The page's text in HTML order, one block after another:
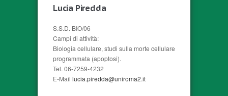
Lucia Piredda
S.S.D. BIO/06
Campi di attività:
Biologia cellulare, studi sulla morte cellulare
programmata (apoptosi).
Tel. 06-7259-4232
E-Mail lucia.piredda@uniroma2.it